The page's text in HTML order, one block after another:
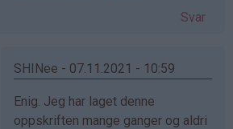
bekreftet)
Svar
SHINee - 07.11.2021 - 10:59
Som
svar
Enig. Jeg har laget denne
oppskriften mange ganger og aldri